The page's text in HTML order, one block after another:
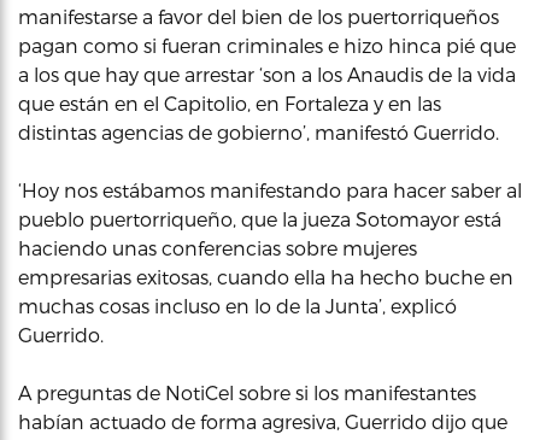
manifestarse a favor del bien de los puertorriqueños
pagan como si fueran criminales e hizo hinca pié que
a los que hay que arrestar ‘son a los Anaudis de la vida
que están en el Capitolio, en Fortaleza y en las
distintas agencias de gobierno’, manifestó Guerrido.
‘Hoy nos estábamos manifestando para hacer saber al
pueblo puertorriqueño, que la jueza Sotomayor está
haciendo unas conferencias sobre mujeres
empresarias exitosas, cuando ella ha hecho buche en
muchas cosas incluso en lo de la Junta’, explicó
Guerrido.
A preguntas de NotiCel sobre si los manifestantes
habían actuado de forma agresiva, Guerrido dijo que